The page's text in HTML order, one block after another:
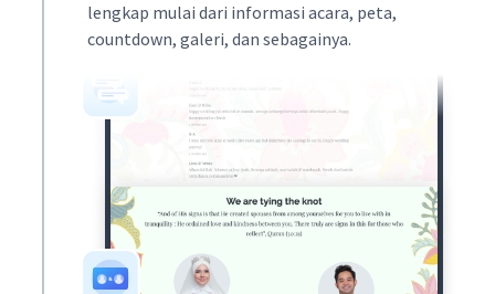
lengkap mulai dari informasi acara, peta,
countdown, galeri, dan sebagainya.